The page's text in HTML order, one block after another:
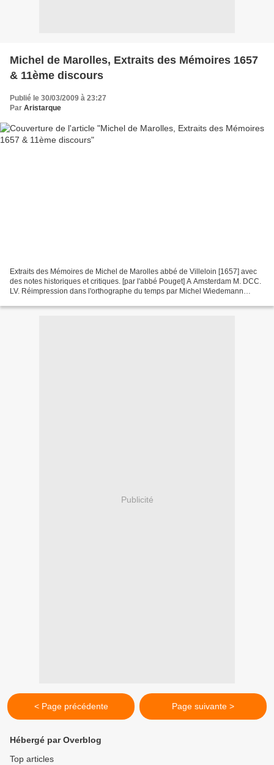
Michel de Marolles, Extraits des Mémoires 1657
& 11ème discours
Publié le 30/03/2009 à 23:27
Par Aristarque
Extraits des Mémoires de Michel de Marolles abbé de Villeloin [1657] avec
des notes historiques et critiques. [par l'abbé Pouget] A Amsterdam M. DCC.
LV. Réimpression dans l'orthographe du temps par Michel Wiedemann
Publicité
< Page précédente Page suivante >
Hébergé par Overblog
Top articles